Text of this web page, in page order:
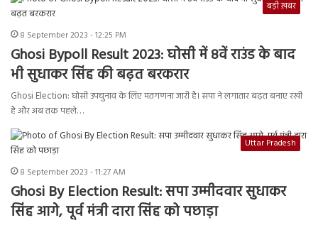
बड़ी ख़बर
8 September 2023 - 12:25 PM
Ghosi Bypoll Result 2023: घोसी में 8वें राउंड के बाद
भी सुधाकर सिंह की बढ़त बरकरार
Ghosi Election: घोसी उपचुनाव के लिए मतगणना जारी है। सपा ने लगातार बढ़त बनाए रखी
है और अब तक पहले…
Uttar Pradesh
8 September 2023 - 11:27 AM
Ghosi By Election Result: सपा उम्मीदवार सुधाकर
सिंह आगे, पूर्व मंत्री दारा सिंह को पछाड़ा